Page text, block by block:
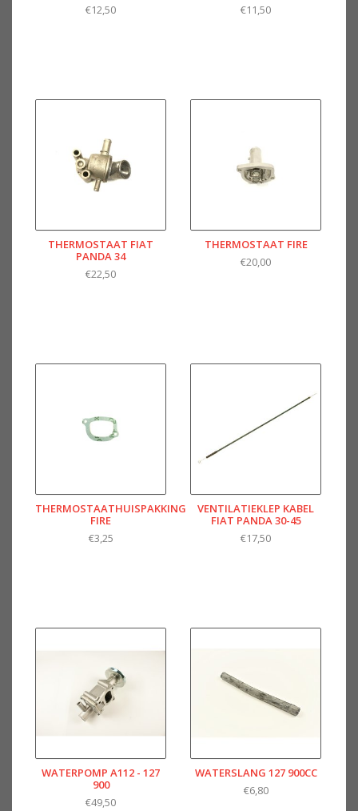
€12,50
€11,50
THERMOSTAAT FIAT
PANDA 34
€22,50
THERMOSTAAT FIRE
€20,00
THERMOSTAATHUISPAKKING
FIRE
€3,25
VENTILATIEKLEP KABEL
FIAT PANDA 30-45
€17,50
WATERPOMP A112 - 127
900
€49,50
WATERSLANG 127 900CC
€6,80